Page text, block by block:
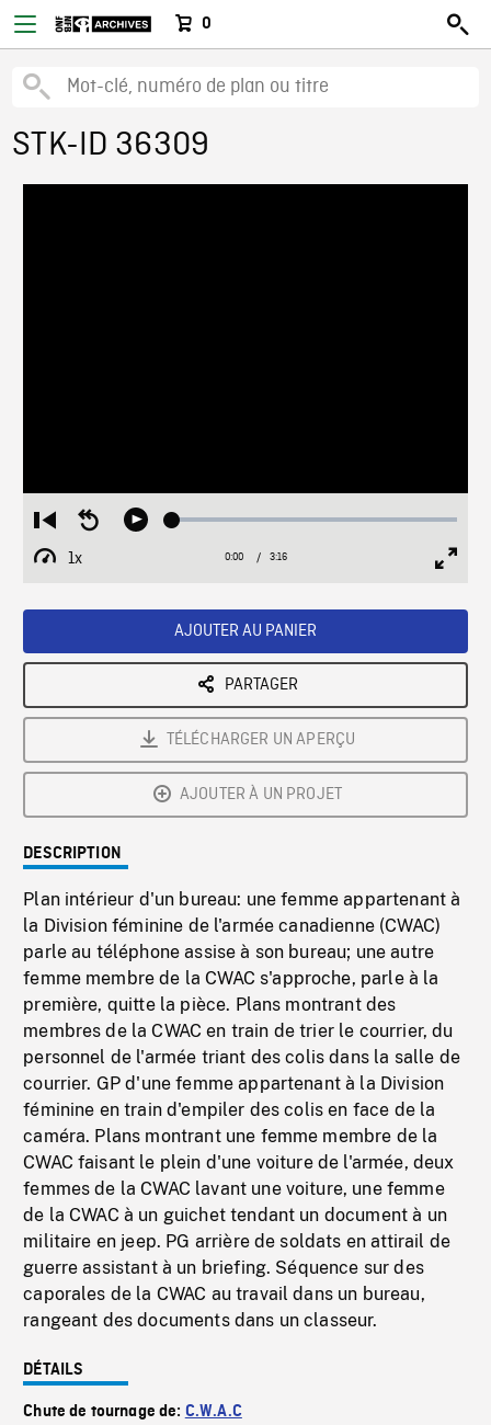
0
STK-ID 36309
Restart
from
beginning
Seek
Play Loaded:
1x
Playback
Current
0:00 / Duration
3:16
AJOUTER AU PANIER
PARTAGER
TÉLÉCHARGER UN APERÇU
AJOUTER À UN PROJET
DESCRIPTION
Plan intérieur d'un bureau: une femme appartenant à
la Division féminine de l'armée canadienne (CWAC)
parle au téléphone assise à son bureau; une autre
femme membre de la CWAC s'approche, parle à la
première, quitte la pièce. Plans montrant des
membres de la CWAC en train de trier le courrier, du
personnel de l'armée triant des colis dans la salle de
courrier. GP d'une femme appartenant à la Division
féminine en train d'empiler des colis en face de la
caméra. Plans montrant une femme membre de la
CWAC faisant le plein d'une voiture de l'armée, deux
femmes de la CWAC lavant une voiture, une femme
de la CWAC à un guichet tendant un document à un
militaire en jeep. PG arrière de soldats en attirail de
guerre assistant à un briefing. Séquence sur des
caporales de la CWAC au travail dans un bureau,
rangeant des documents dans un classeur.
DÉTAILS
Chute de tournage de: C.W.A.C